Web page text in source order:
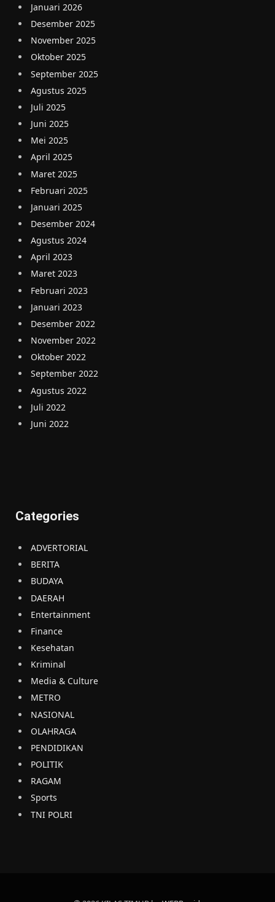
Januari 2026
Desember 2025
November 2025
Oktober 2025
September 2025
Agustus 2025
Juli 2025
Juni 2025
Mei 2025
April 2025
Maret 2025
Februari 2025
Januari 2025
Desember 2024
Agustus 2024
April 2023
Maret 2023
Februari 2023
Januari 2023
Desember 2022
November 2022
Oktober 2022
September 2022
Agustus 2022
Juli 2022
Juni 2022
Categories
ADVERTORIAL
BERITA
BUDAYA
DAERAH
Entertainment
Finance
Kesehatan
Kriminal
Media & Culture
METRO
NASIONAL
OLAHRAGA
PENDIDIKAN
POLITIK
RAGAM
Sports
TNI POLRI